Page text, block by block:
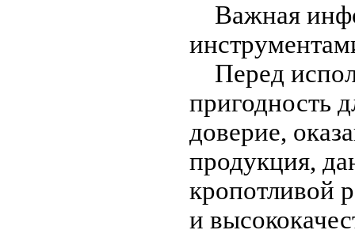
Важная
Перед
пригодность
доверие,
продукция,
кропотливой
и